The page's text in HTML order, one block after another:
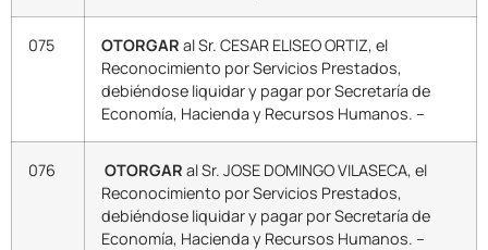
075 OTORGAR al Sr. CESAR ELISEO ORTIZ, el
Reconocimiento por Servicios Prestados,
debiéndose liquidar y pagar por Secretaría de
Economía, Hacienda y Recursos Humanos. –
076 OTORGAR al Sr. JOSE DOMINGO VILASECA, el
Reconocimiento por Servicios Prestados,
debiéndose liquidar y pagar por Secretaría de
Economía, Hacienda y Recursos Humanos. –